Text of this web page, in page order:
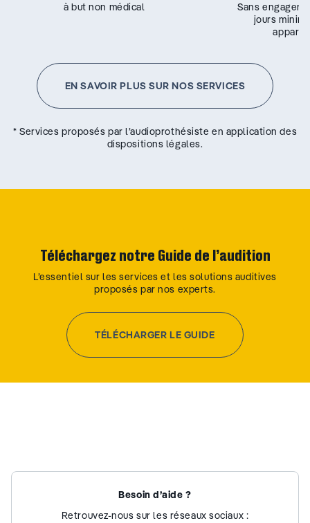
à but non médical
Sans
jours
EN SAVOIR PLUS SUR NOS SERVICES
* Services proposés par l’audioprothésiste en application des
dispositions légales.
Téléchargez notre Guide de l’audition
L’essentiel sur les services et les solutions auditives
proposés par nos experts.
TÉLÉCHARGER LE GUIDE
Besoin d’aide ?
Retrouvez-nous sur les réseaux sociaux :